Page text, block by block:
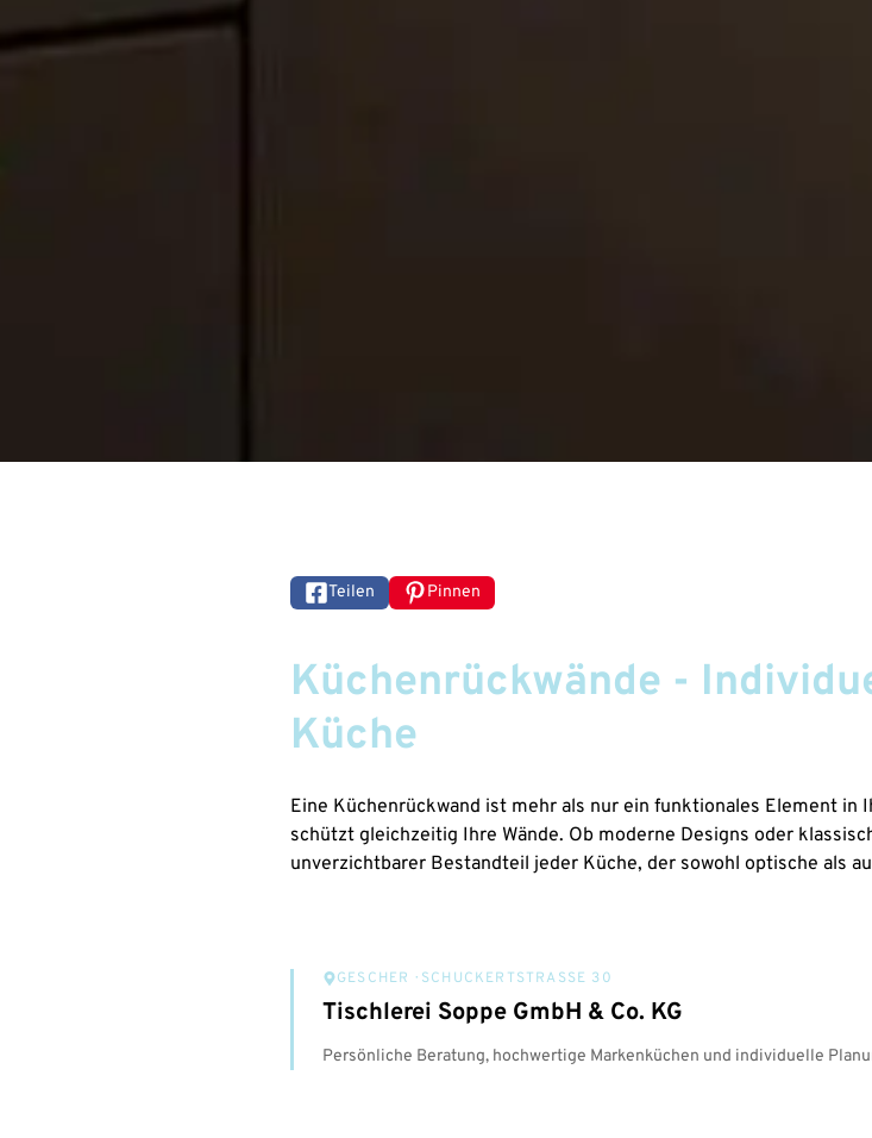
Teilen Pinnen
Küchenrückwände -
Küche
Eine Küchenrückwand ist mehr als nur ein funktionales Element in
schützt gleichzeitig Ihre Wände. Ob moderne Designs oder
unverzichtbarer Bestandteil jeder Küche, der sowohl optische als
GESCHER · SCHUCKERTSTRASSE 30
Tischlerei Soppe GmbH & Co. KG
Persönliche Beratung, hochwertige Markenküchen und individuelle